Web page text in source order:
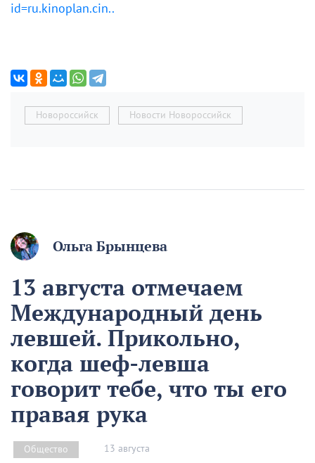
id=ru.kinoplan.cin..
Новороссийск Новости Новороссийск
Ольга Брынцева
13 августа отмечаем
Международный день
левшей. Прикольно,
когда шеф-левша
говорит тебе, что ты его
правая рука
Общество 13 августа